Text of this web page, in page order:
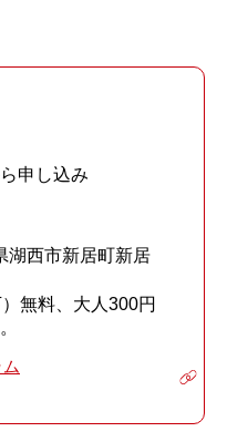
申し込み
湖西市新居町新居
無料、大人300円